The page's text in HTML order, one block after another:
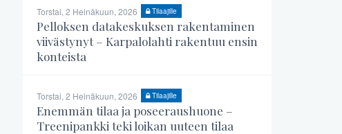
Torstai, 2 Heinäkuun, 2026 Tilaajille
Pelloksen datakeskuksen rakentaminen
viivästynyt – Karpalolahti rakentuu ensin
konteista
Torstai, 2 Heinäkuun, 2026 Tilaajille
Enemmän tilaa ja poseeraushuone –
Treenipankki teki loikan uuteen tilaa